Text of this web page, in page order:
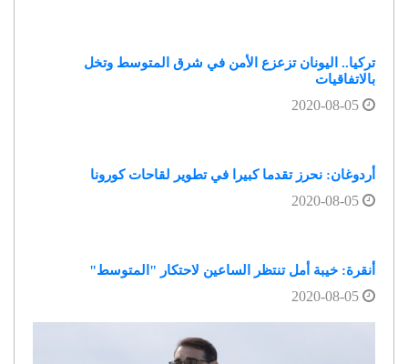
تركيا.. اليونان تزعزع الأمن في شرق المتوسط وتخل
بالاتفاقيات
أردوغان: نحرز تقدما كبيرا في تطوير لقاحات كورونا
أنقرة: خيبة أمل تنتظر الساعين لاحتكار "المتوسط"